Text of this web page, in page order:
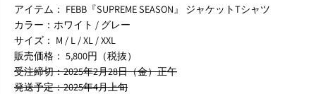
A
S
O
N
』
ジ
ャ
A
O
N
』
ジ
ャ
アイテム： FEBB『SUPREME SEASON』 ジャケットTシャツ
カラー：ホワイト / グレー
サイズ： M / L / XL / XXL
販売価格： 5,800円（税抜）
受注締切：2025年2月28日（金）正午
発送予定：2025年4月上旬